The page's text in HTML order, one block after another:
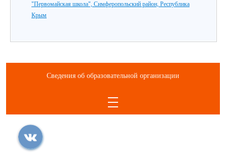
"Первомайская школа", Симферопольский район, Республика
Крым
Сведения об образовательной организации